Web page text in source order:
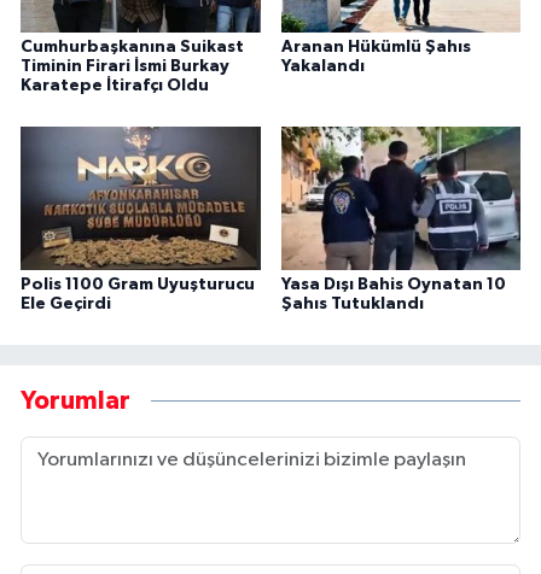
Cumhurbaşkanına Suikast
Timinin Firari İsmi Burkay
Karatepe İtirafçı Oldu
Aranan Hükümlü Şahıs
Yakalandı
Polis 1100 Gram Uyuşturucu
Ele Geçirdi
Yasa Dışı Bahis Oynatan 10
Şahıs Tutuklandı
Yorumlar